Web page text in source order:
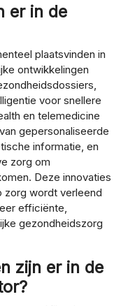
er in de
plaatsvinden in
ontwikkelingen
voor snellere
en telemedicine
gepersonaliseerde
informatie, en
zorg om
Deze innovaties
zorg wordt verleend
efficiënte,
gezondheidszorg
zijn er in de